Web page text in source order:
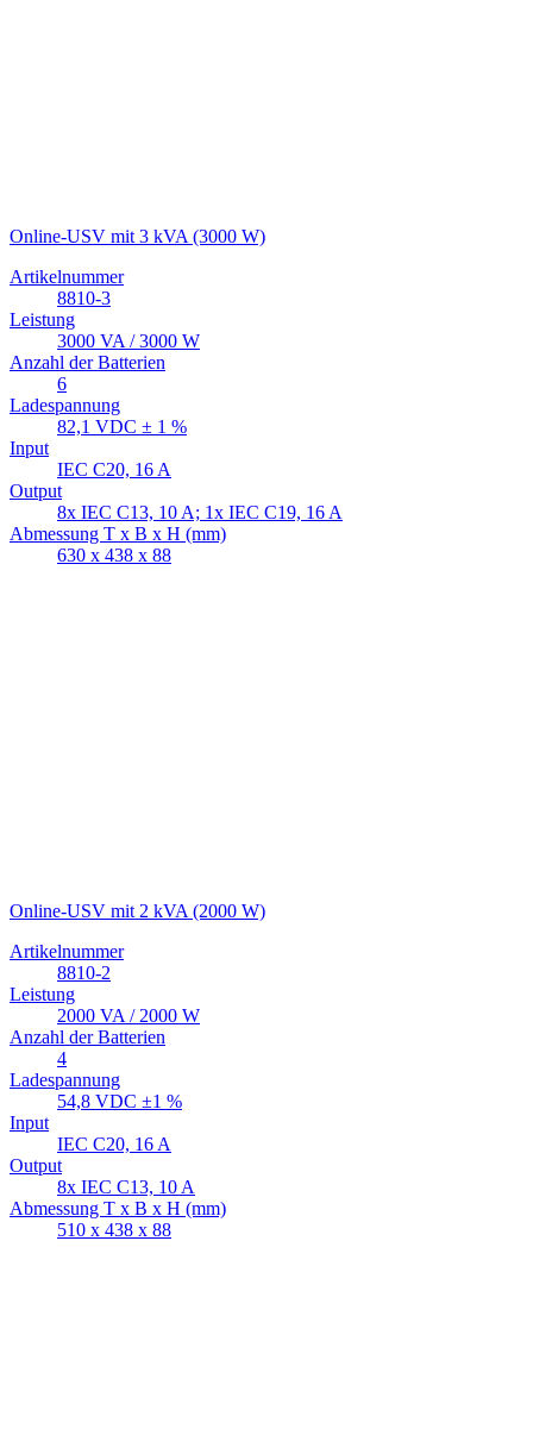
Online-USV mit 3 kVA (3000 W)
Artikelnummer
8810-3
Leistung
3000 VA / 3000 W
Anzahl der Batterien
6
Ladespannung
82,1 VDC ± 1 %
Input
IEC C20, 16 A
Output
8x IEC C13, 10 A; 1x IEC C19, 16 A
Abmessung T x B x H (mm)
630 x 438 x 88
Online-USV mit 2 kVA (2000 W)
Artikelnummer
8810-2
Leistung
2000 VA / 2000 W
Anzahl der Batterien
4
Ladespannung
54,8 VDC ±1 %
Input
IEC C20, 16 A
Output
8x IEC C13, 10 A
Abmessung T x B x H (mm)
510 x 438 x 88